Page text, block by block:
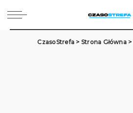
CzasoStrefa > Strona Główna>